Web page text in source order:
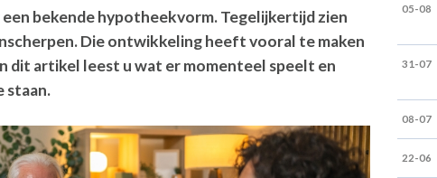
bekende hypotheekvorm. Tegelijkertijd zien
Die ontwikkeling heeft vooral te maken
dit artikel leest u wat er momenteel speelt en
staan.
05-08
31-07
08-07
22-06